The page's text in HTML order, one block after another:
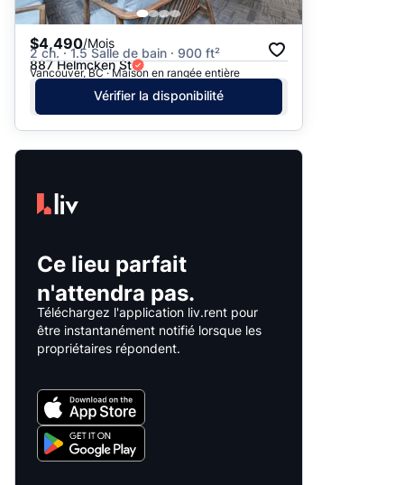
$4,490/Mois
2 ch. · 1.5 Salle de bain · 900 ft²
887 Helmcken St
Vancouver, BC · Maison en rangée entière
Vérifier la disponibilité
Ce lieu parfait
n'attendra pas.
Téléchargez l'application liv.rent pour
être instantanément notifié lorsque les
propriétaires répondent.